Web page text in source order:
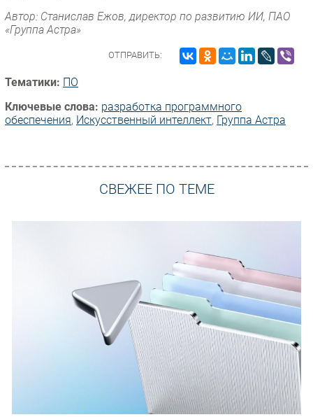
Автор: Станислав Ежов, директор по развитию ИИ, ПАО
«Группа Астра»
ОТПРАВИТЬ:
Тематики: ПО
Ключевые слова: разработка программного
обеспечения, Искусственный интеллект, Группа Астра
СВЕЖЕЕ ПО ТЕМЕ